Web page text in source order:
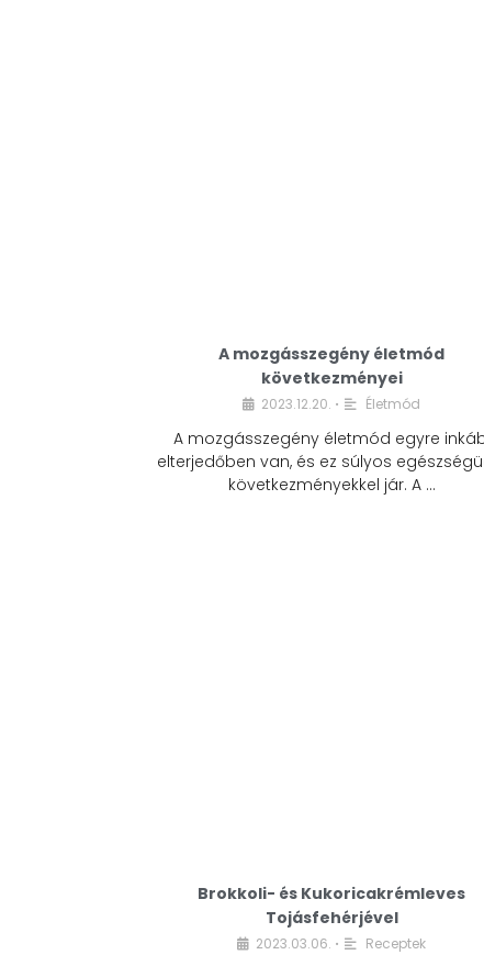
A mozgásszegény életmód
következményei
2023.12.20. • Életmód
A mozgásszegény életmód egyre
elterjedőben van, és ez súlyos
következményekkel jár. A …
Brokkoli- és Kukoricakrémleves
Tojásfehérjével
2023.03.06. • Receptek